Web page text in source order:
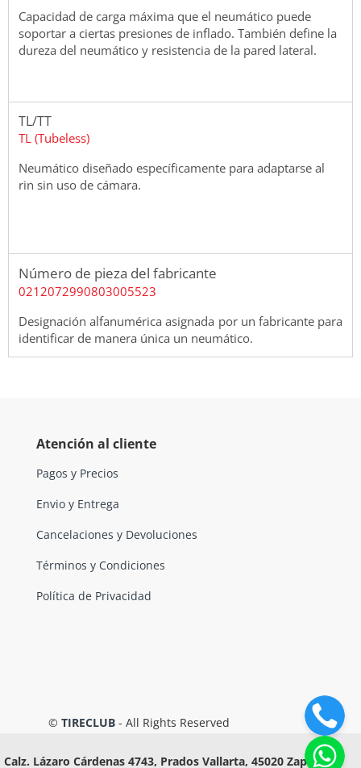
Capacidad de carga máxima que el neumático puede
soportar a ciertas presiones de inflado. También define la
dureza del neumático y resistencia de la pared lateral.
TL/TT
TL (Tubeless)
Neumático diseñado específicamente para adaptarse al
rin sin uso de cámara.
Número de pieza del fabricante
0212072990803005523
Designación alfanumérica asignada por un fabricante para
identificar de manera única un neumático.
Atención al cliente
Pagos y Precios
Envio y Entrega
Cancelaciones y Devoluciones
Términos y Condiciones
Política de Privacidad
© TIRECLUB - All Rights Reserved
Calz. Lázaro Cárdenas 4743, Prados Vallarta, 45020 Zapopan,